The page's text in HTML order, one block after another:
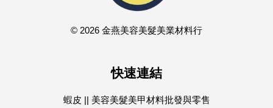
© 2026 金燕美容美髮美業材料行
快速連結
蝦皮 || 美容美髮美甲材料批發與零售